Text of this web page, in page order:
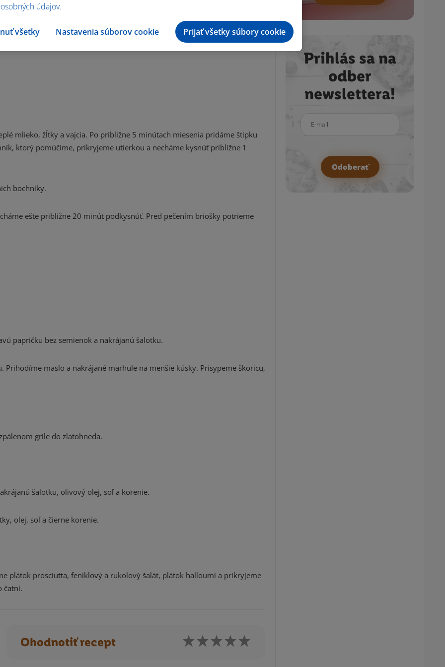
mlieko, žĺtky a vajcia. Po približne 5 minútach miesenia pridáme štipku
ktorý pomúčime, prikryjeme utierkou a necháme kysnúť približne 1
bochníky.
ešte približne 20 minút podkysnúť. Pred pečením briošky potrieme
papričku bez semienok a nakrájanú šalotku.
Prihodíme maslo a nakrájané marhule na menšie kúsky. Prisypeme škoricu,
grile do zlatohneda.
šalotku, olivový olej, soľ a korenie.
olej, soľ a čierne korenie.
plátok prosciutta, feniklový a rukolový šalát, plátok halloumi a prikryjeme
čatní.
Ohodnotiť recept
Prihlás sa na
odber
newslettera!
Odoberať
údajov.
všetky Nastavenia súborov cookie Prijať všetky súbory cookie